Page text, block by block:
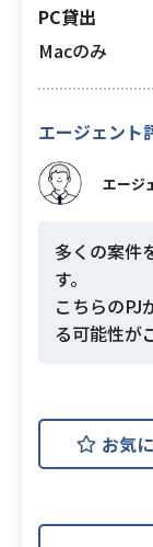
PC貸出
Macのみ
エージェント
エージ
多くの案件
す。
こちらのPJ
る可能性が
お気